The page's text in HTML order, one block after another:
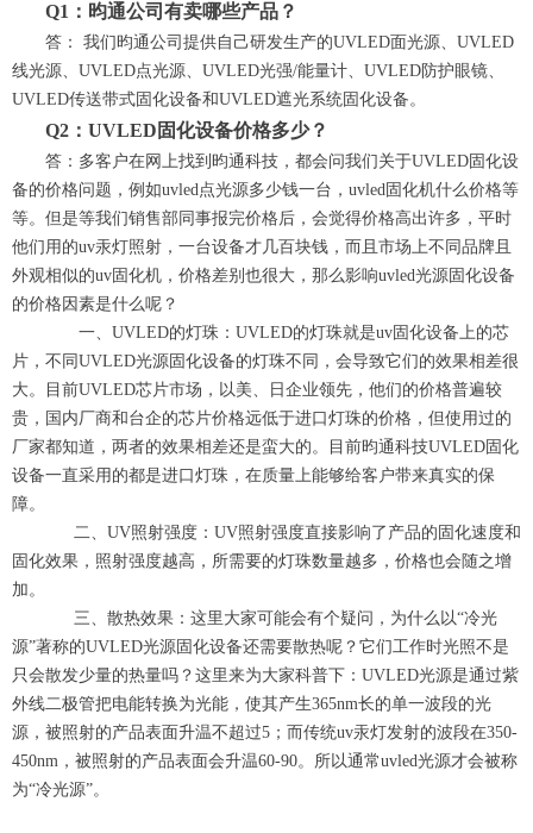
Q1：昀通公司有卖哪些产品？
答： 我们昀通公司提供自己研发生产的UVLED面光源、UVLED
线光源、UVLED点光源、UVLED光强/能量计、UVLED防护眼镜、
UVLED传送带式固化设备和UVLED遮光系统固化设备。
Q2：UVLED固化设备价格多少？
答：多客户在网上找到昀通科技，都会问我们关于UVLED固化设
备的价格问题，例如uvled点光源多少钱一台，uvled固化机什么价格等
等。但是等我们销售部同事报完价格后，会觉得价格高出许多，平时
他们用的uv汞灯照射，一台设备才几百块钱，而且市场上不同品牌且
外观相似的uv固化机，价格差别也很大，那么影响uvled光源固化设备
的价格因素是什么呢？
一、UVLED的灯珠：UVLED的灯珠就是uv固化设备上的芯
片，不同UVLED光源固化设备的灯珠不同，会导致它们的效果相差很
大。目前UVLED芯片市场，以美、日企业领先，他们的价格普遍较
贵，国内厂商和台企的芯片价格远低于进口灯珠的价格，但使用过的
厂家都知道，两者的效果相差还是蛮大的。目前昀通科技UVLED固化
设备一直采用的都是进口灯珠，在质量上能够给客户带来真实的保
障。
二、UV照射强度：UV照射强度直接影响了产品的固化速度和
固化效果，照射强度越高，所需要的灯珠数量越多，价格也会随之增
加。
三、散热效果：这里大家可能会有个疑问，为什么以“冷光
源”著称的UVLED光源固化设备还需要散热呢？它们工作时光照不是
只会散发少量的热量吗？这里来为大家科普下：UVLED光源是通过紫
外线二极管把电能转换为光能，使其产生365nm长的单一波段的光
源，被照射的产品表面升温不超过5；而传统uv汞灯发射的波段在350-
450nm，被照射的产品表面会升温60-90。所以通常uvled光源才会被称
为“冷光源”。